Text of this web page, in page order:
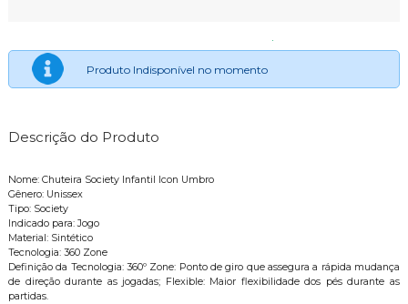
Produto Indisponível no momento
Descrição do Produto
Nome: Chuteira Society Infantil Icon Umbro
Gênero: Unissex
Tipo: Society
Indicado para: Jogo
Material: Sintético
Tecnologia: 360 Zone
Definição da Tecnologia: 360º Zone: Ponto de giro que assegura a rápida mudança
de direção durante as jogadas; Flexible: Maior flexibilidade dos pés durante as
partidas.